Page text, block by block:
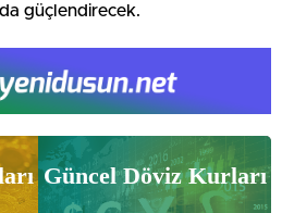
da güçlendirecek.
Güncel Döviz Kurları